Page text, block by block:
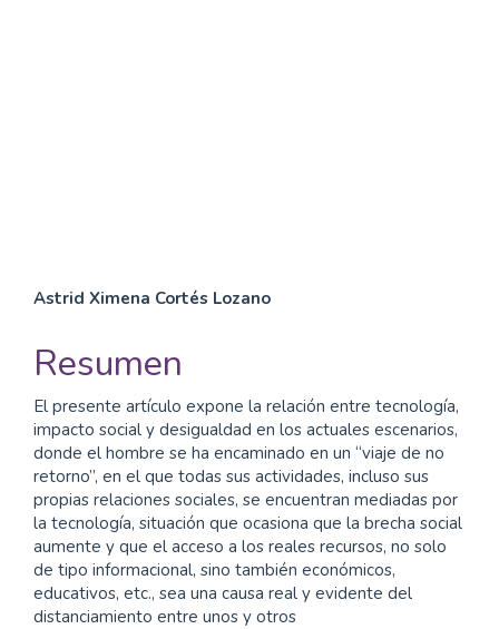
Contenido
principal
del
artículo
Astrid Ximena Cortés Lozano
Resumen
El presente artículo expone la relación entre tecnología,
impacto social y desigualdad en los actuales escenarios,
donde el hombre se ha encaminado en un “viaje de no
retorno”, en el que todas sus actividades, incluso sus
propias relaciones sociales, se encuentran mediadas por
la tecnología, situación que ocasiona que la brecha social
aumente y que el acceso a los reales recursos, no solo
de tipo informacional, sino también económicos,
educativos, etc., sea una causa real y evidente del
distanciamiento entre unos y otros